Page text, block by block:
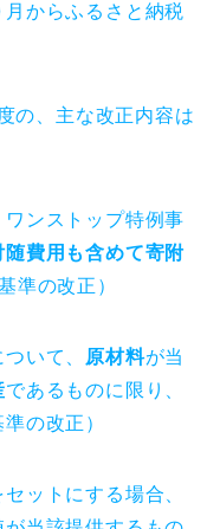
からふるさと納税
の、主な改正内容は
ンストップ特例事
随費用も含めて寄附
準の改正）
ついて、 原材料が当
であるものに限り、
の改正）
ットにする場合、